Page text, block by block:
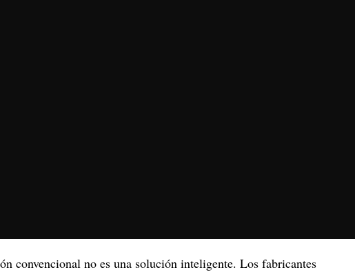
convencional no es una solución inteligente. Los fabricantes